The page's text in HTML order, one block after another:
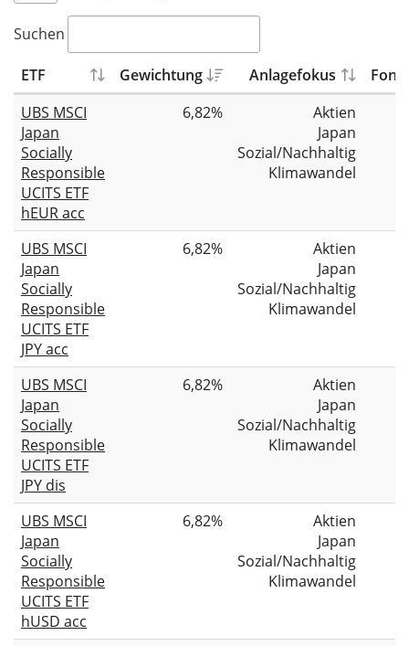
Suchen
ETF Gewichtung Anlagefokus
UBS MSCI
Japan
Socially
Responsible
UCITS ETF
hEUR acc
6,82%
Aktien
Japan
Sozial/Nachhaltig
Klimawandel
UBS MSCI
Japan
Socially
Responsible
UCITS ETF
JPY acc
6,82%
Aktien
Japan
Sozial/Nachhaltig
Klimawandel
UBS MSCI
Japan
Socially
Responsible
UCITS ETF
JPY dis
6,82%
Aktien
Japan
Sozial/Nachhaltig
Klimawandel
UBS MSCI
Japan
Socially
Responsible
UCITS ETF
hUSD acc
6,82%
Aktien
Japan
Sozial/Nachhaltig
Klimawandel